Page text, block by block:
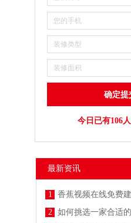
今日已有106
最新资讯
1
香蕉视频在线免费建设
2
如何挑选一家合适